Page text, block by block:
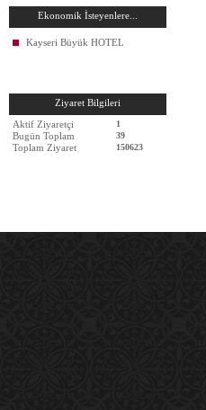
Ekonomik İsteyenlere...
Kayseri Büyük HOTEL
Ziyaret Bilgileri
Aktif Ziyaretçi
1
Bugün Toplam 39
Toplam Ziyaret 150623